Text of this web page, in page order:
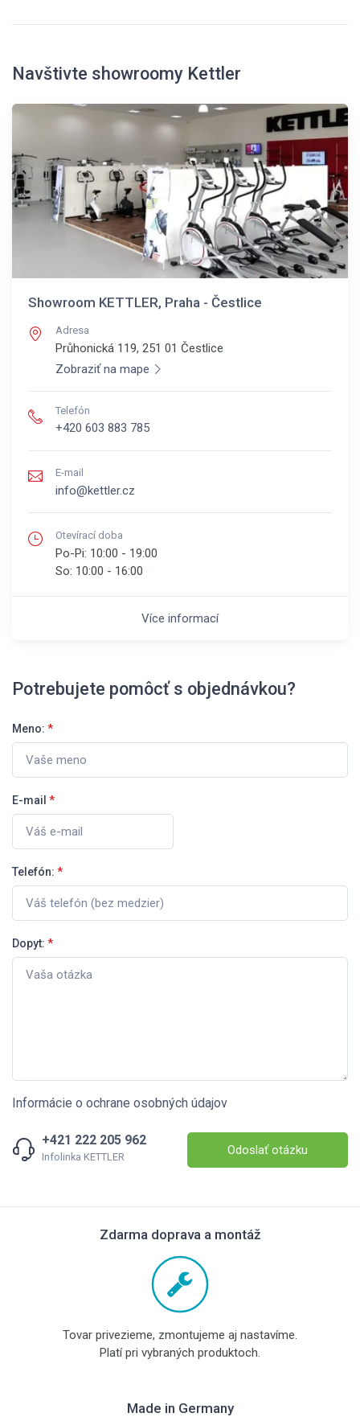
Navštivte showroomy Kettler
Showroom KETTLER, Praha - Čestlice
Adresa
Průhonická 119, 251 01 Čestlice
Zobraziť na mape
Telefón
+420 603 883 785
E-mail
info@kettler.cz
Otevírací doba
Po-Pi: 10:00 - 19:00
So: 10:00 - 16:00
Více informací
Potrebujete pomôcť s objednávkou?
Meno: *
E-mail *
Telefón: *
Dopyt: *
Informácie o ochrane osobných údajov
+421 222 205 962
Infolinka KETTLER Odoslať otázku
Zdarma doprava a montáž
Tovar privezieme, zmontujeme aj nastavíme.
Platí pri vybraných produktoch.
Made in Germany